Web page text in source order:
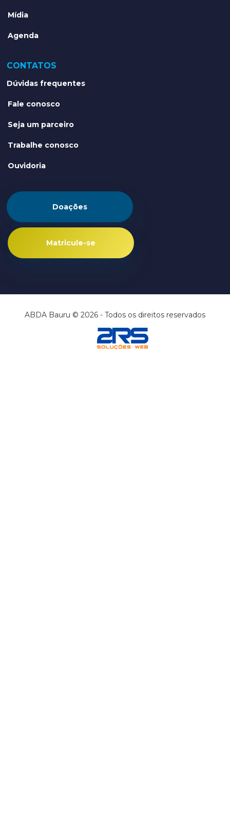
Mídia
Agenda
CONTATOS
Dúvidas frequentes
Fale conosco
Seja um parceiro
Trabalhe conosco
Ouvidoria
Doações
Matricule-se
ABDA Bauru © 2026 - Todos os direitos reservados